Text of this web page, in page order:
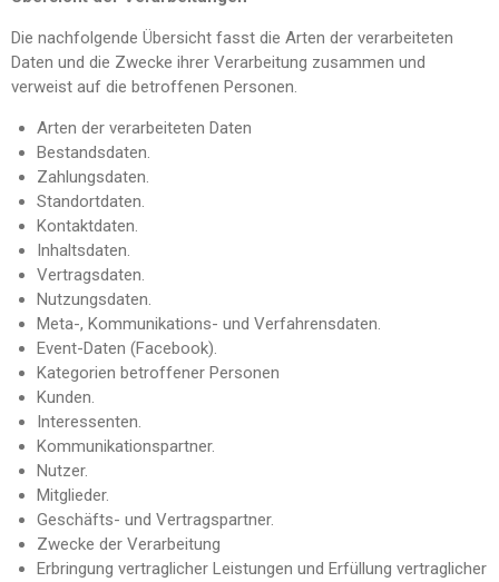
Die nachfolgende Übersicht fasst die Arten der verarbeiteten
Daten und die Zwecke ihrer Verarbeitung zusammen und
verweist auf die betroffenen Personen.
Arten der verarbeiteten Daten
Bestandsdaten.
Zahlungsdaten.
Standortdaten.
Kontaktdaten.
Inhaltsdaten.
Vertragsdaten.
Nutzungsdaten.
Meta-, Kommunikations- und Verfahrensdaten.
Event-Daten (Facebook).
Kategorien betroffener Personen
Kunden.
Interessenten.
Kommunikationspartner.
Nutzer.
Mitglieder.
Geschäfts- und Vertragspartner.
Zwecke der Verarbeitung
Erbringung vertraglicher Leistungen und Erfüllung vertraglicher